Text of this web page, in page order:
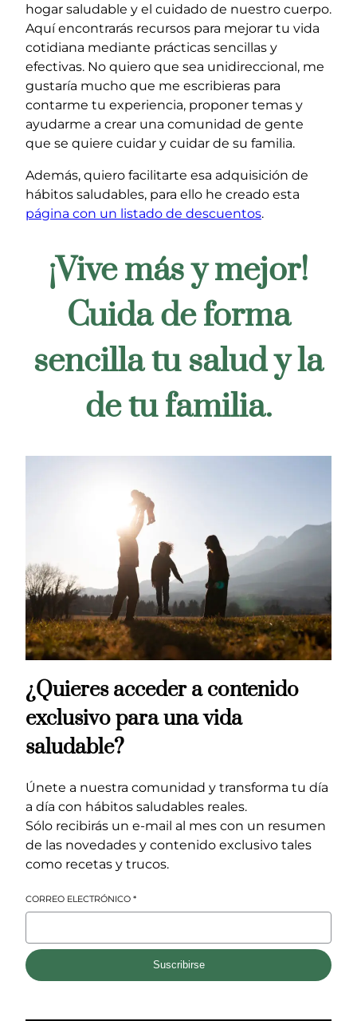
hogar saludable y el cuidado de nuestro cuerpo.
Aquí encontrarás recursos para mejorar tu vida
cotidiana mediante prácticas sencillas y
efectivas. No quiero que sea unidireccional, me
gustaría mucho que me escribieras para
contarme tu experiencia, proponer temas y
ayudarme a crear una comunidad de gente
que se quiere cuidar y cuidar de su familia.
Además, quiero facilitarte esa adquisición de
hábitos saludables, para ello he creado esta
página con un listado de descuentos.
¡Vive más y mejor!
Cuida de forma
sencilla tu salud y la
de tu familia.
¿Quieres acceder a contenido
exclusivo para una vida
saludable?
Únete a nuestra comunidad y transforma tu día
a día con hábitos saludables reales.
Sólo recibirás un e-mail al mes con un resumen
de las novedades y contenido exclusivo tales
como recetas y trucos.
CORREO ELECTRÓNICO *
Suscribirse